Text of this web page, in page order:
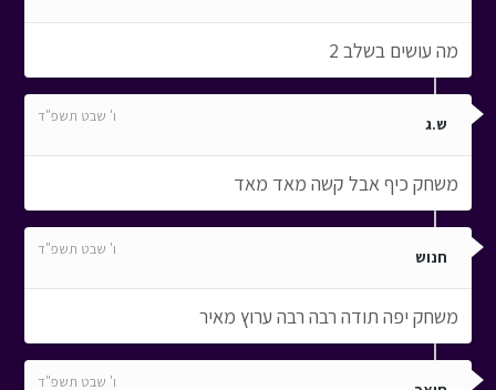
מה עושים בשלב 2
ש.ג ו' שבט תשפ"ד
משחק כיף אבל קשה מאד מאד
חנוש ו' שבט תשפ"ד
משחק יפה תודה רבה רבה ערוץ מאיר
ו' שבט תשפ"ד